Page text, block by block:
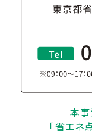
本事
「省エネ